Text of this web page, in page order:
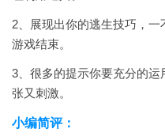
2、展现出你的逃生技巧，一
游戏结束。
3、很多的提示你要充分的
张又刺激。
小编简评：